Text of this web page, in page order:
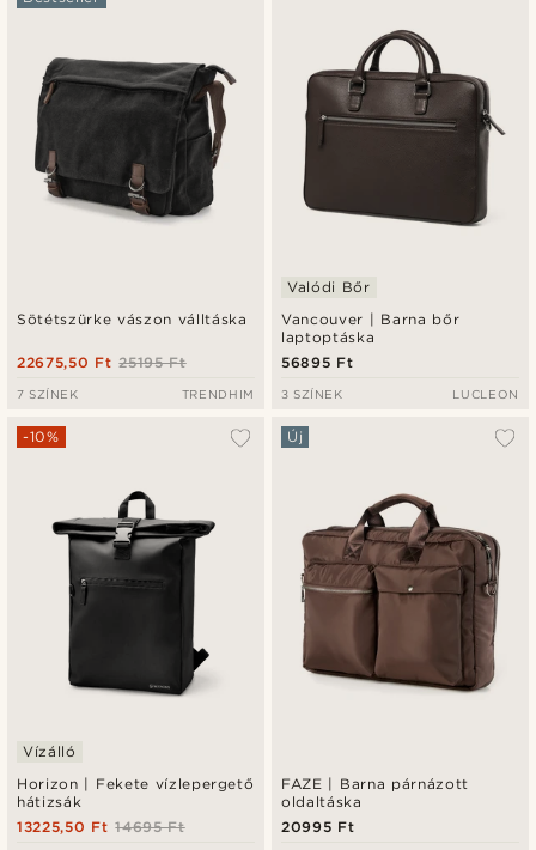
Legalacsonyabb ár
Legmagasabb ár
Sötétszürke vászon válltáska
25195 Ft
22675,50 Ft
7 SZÍNEK TRENDHIM
Vancouver | Barna bőr
laptoptáska
Valódi Bőr
56895 Ft
3 SZÍNEK LUCLEON
Horizon | Fekete vízlepergető
hátizsák
-10%
Vízálló
14695 Ft
13225,50 Ft
FAZE | Barna párnázott
oldaltáska
Új
20995 Ft